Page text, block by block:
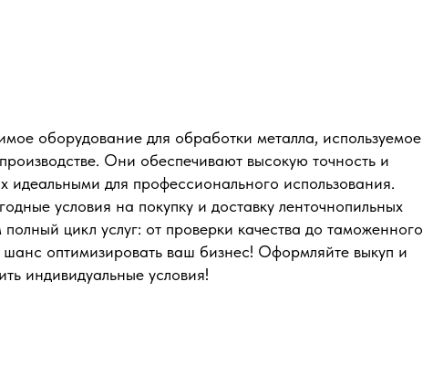
оборудование для обработки металла, используемое
Они обеспечивают высокую точность и
идеальными для профессионального использования.
условия на покупку и доставку ленточнопильных
цикл услуг: от проверки качества до таможенного
оптимизировать ваш бизнес! Оформляйте выкуп и
индивидуальные условия!